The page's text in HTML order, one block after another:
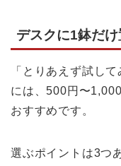
デスクに1鉢だ
「とりあえず試し
には、500円〜
おすすめです。
選ぶポイントは3つ